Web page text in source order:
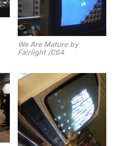
We Are Mature by
Fairlight /C64